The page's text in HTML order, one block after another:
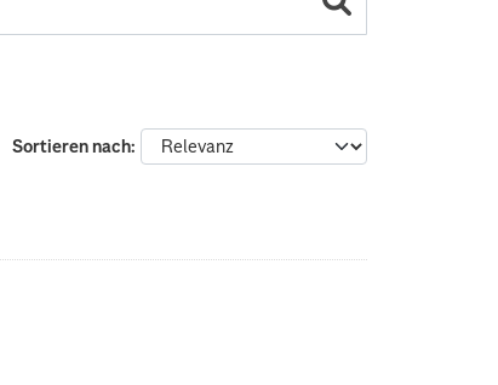
Sortieren nach